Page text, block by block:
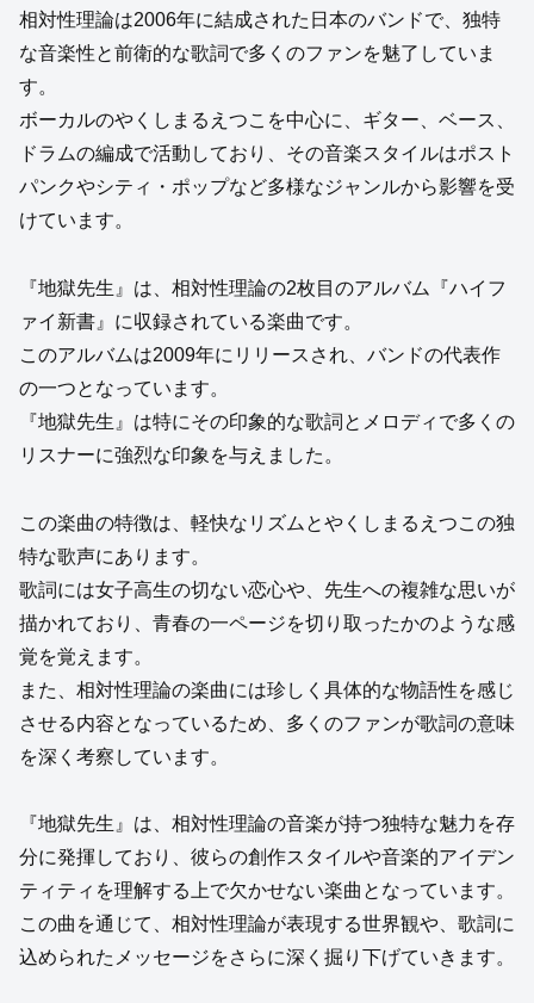
相対性理論は2006年に結成された日本のバンドで、独特
な音楽性と前衛的な歌詞で多くのファンを魅了していま
す。
ボーカルのやくしまるえつこを中心に、ギター、ベース、
ドラムの編成で活動しており、その音楽スタイルはポスト
パンクやシティ・ポップなど多様なジャンルから影響を受
けています。
『地獄先生』は、相対性理論の2枚目のアルバム『ハイフ
ァイ新書』に収録されている楽曲です。
このアルバムは2009年にリリースされ、バンドの代表作
の一つとなっています。
『地獄先生』は特にその印象的な歌詞とメロディで多くの
リスナーに強烈な印象を与えました。
この楽曲の特徴は、軽快なリズムとやくしまるえつこの独
特な歌声にあります。
歌詞には女子高生の切ない恋心や、先生への複雑な思いが
描かれており、青春の一ページを切り取ったかのような感
覚を覚えます。
また、相対性理論の楽曲には珍しく具体的な物語性を感じ
させる内容となっているため、多くのファンが歌詞の意味
を深く考察しています。
『地獄先生』は、相対性理論の音楽が持つ独特な魅力を存
分に発揮しており、彼らの創作スタイルや音楽的アイデン
ティティを理解する上で欠かせない楽曲となっています。
この曲を通じて、相対性理論が表現する世界観や、歌詞に
込められたメッセージをさらに深く掘り下げていきます。